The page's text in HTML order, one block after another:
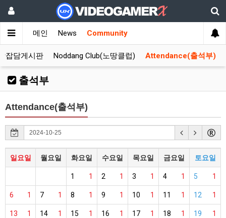
메인 News Community
잡담게시판 Noddang Club(노땅클럽) Attendance(출석부)
출석부
Attendance(출석부)
일요일 월요일 화요일 수요일 목요일 금요일 토요일
1
1 1
2 1
3 1
4 1
5
1
6 1
7 1
8 1
9 1
10 1
11 1
12
1
13 1
14 1
15 1
16 1
17 1
18 1
19